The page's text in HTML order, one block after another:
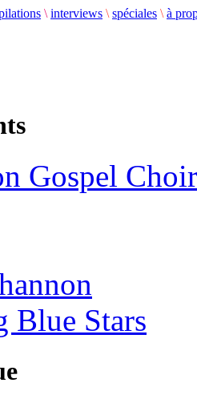
\ interviews \ spéciales \ à
Gospel Choir
Blue Stars